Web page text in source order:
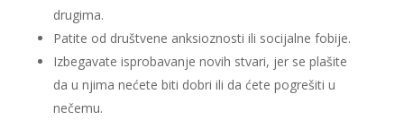
drugima.
Patite od društvene anksioznosti ili socijalne fobije.
Izbegavate isprobavanje novih stvari, jer se plašite
da u njima nećete biti dobri ili da ćete pogrešiti u
nečemu.